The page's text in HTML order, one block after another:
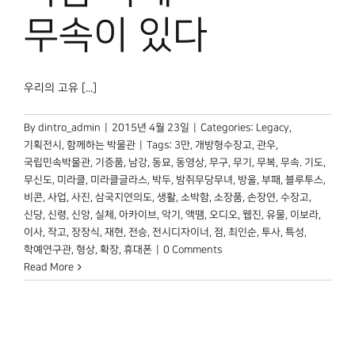
무속이 있다
우리의 고유 [...]
By dintro_admin 2015년 4월 23일 Categories: Legacy,
기획전시 , 함께하는 박물관 Tags: 3만, 개방형수장고, 관우,
국립민속박물관, 기증품, 남강, 동묘, 동영상, 무구, 무기 , 무복, 무속. 기도,
무신도, 미라클, 미라클글라스, 박두, 밤쥐무당무녀 , 방울, 부패 , 블루투스,
비콘, 사업, 사진, 삼국지연의도, 생활, 소박함, 소장품, 손장연, 수장고,
신당, 신령, 신앙, 실체 , 아카이브, 악기 , 액땜, 오디오, 웹진, 유물, 이보라,
이사, 작고, 장장식, 재현, 전승, 전시디자이너 , 점, 최인순, 투사, 특성,
학예연구관, 형상, 확장, 휴대폰
0 Comments
Read More